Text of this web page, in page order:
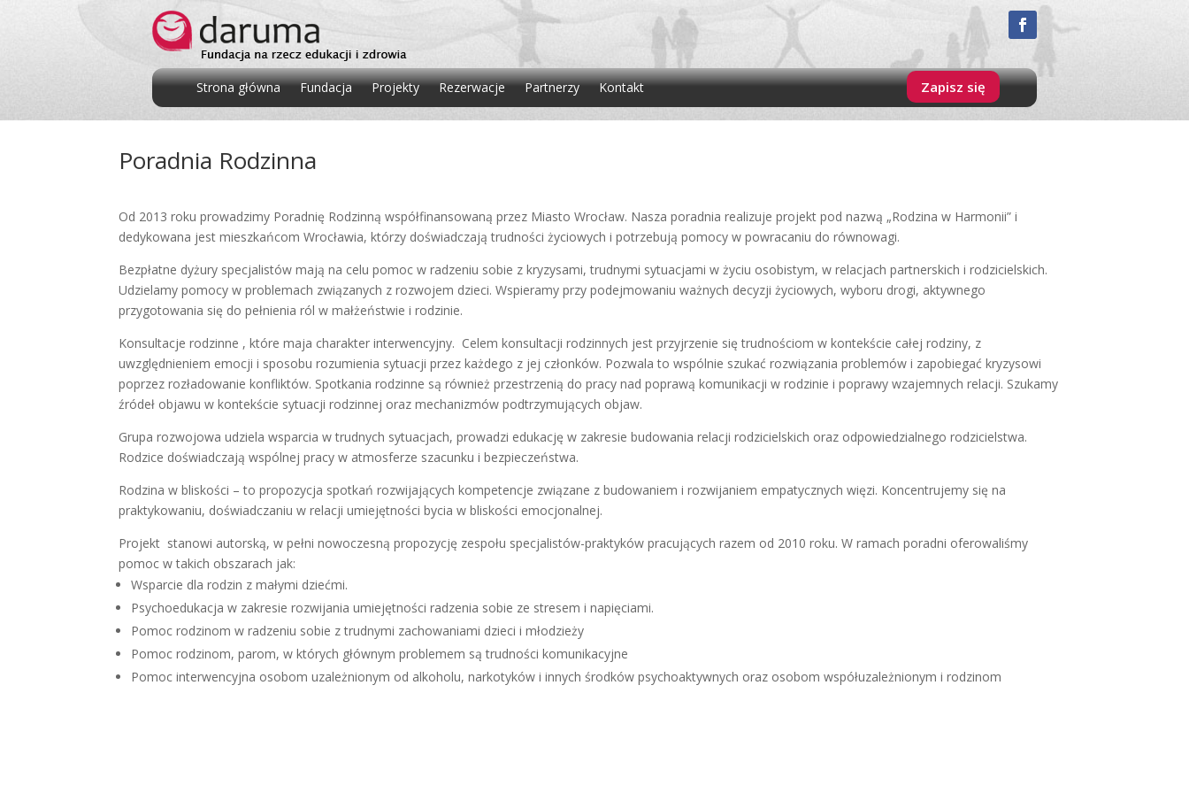
Strona główna Fundacja Projekty Rezerwacje Partnerzy Kontakt Zapisz się
Poradnia Rodzinna
Od 2013 roku prowadzimy Poradnię Rodzinną współfinansowaną przez Miasto Wrocław. Nasza poradnia realizuje projekt pod nazwą „Rodzina w Harmonii” i
dedykowana jest mieszkańcom Wrocławia, którzy doświadczają trudności życiowych i potrzebują pomocy w powracaniu do równowagi.
Bezpłatne dyżury specjalistów mają na celu pomoc w radzeniu sobie z kryzysami, trudnymi sytuacjami w życiu osobistym, w relacjach partnerskich i rodzicielskich.
Udzielamy pomocy w problemach związanych z rozwojem dzieci. Wspieramy przy podejmowaniu ważnych decyzji życiowych, wyboru drogi, aktywnego
przygotowania się do pełnienia ról w małżeństwie i rodzinie.
Konsultacje rodzinne , które maja charakter interwencyjny. Celem konsultacji rodzinnych jest przyjrzenie się trudnościom w kontekście całej rodziny, z
uwzględnieniem emocji i sposobu rozumienia sytuacji przez każdego z jej członków. Pozwala to wspólnie szukać rozwiązania problemów i zapobiegać kryzysowi
poprzez rozładowanie konfliktów. Spotkania rodzinne są również przestrzenią do pracy nad poprawą komunikacji w rodzinie i poprawy wzajemnych relacji. Szukamy
źródeł objawu w kontekście sytuacji rodzinnej oraz mechanizmów podtrzymujących objaw.
Grupa rozwojowa udziela wsparcia w trudnych sytuacjach, prowadzi edukację w zakresie budowania relacji rodzicielskich oraz odpowiedzialnego rodzicielstwa.
Rodzice doświadczają wspólnej pracy w atmosferze szacunku i bezpieczeństwa.
Rodzina w bliskości – to propozycja spotkań rozwijających kompetencje związane z budowaniem i rozwijaniem empatycznych więzi. Koncentrujemy się na
praktykowaniu, doświadczaniu w relacji umiejętności bycia w bliskości emocjonalnej.
Projekt stanowi autorską, w pełni nowoczesną propozycję zespołu specjalistów-praktyków pracujących razem od 2010 roku. W ramach poradni oferowaliśmy
pomoc w takich obszarach jak:
​Wsparcie dla rodzin z małymi dziećmi.
Psychoedukacja w zakresie rozwijania umiejętności radzenia sobie ze stresem i napięciami.
Pomoc rodzinom w radzeniu sobie z trudnymi zachowaniami dzieci i młodzieży
Pomoc rodzinom, parom, w których głównym problemem są trudności komunikacyjne
Pomoc interwencyjna osobom uzależnionym od alkoholu, narkotyków i innych środków psychoaktywnych oraz osobom współuzależnionym i rodzinom